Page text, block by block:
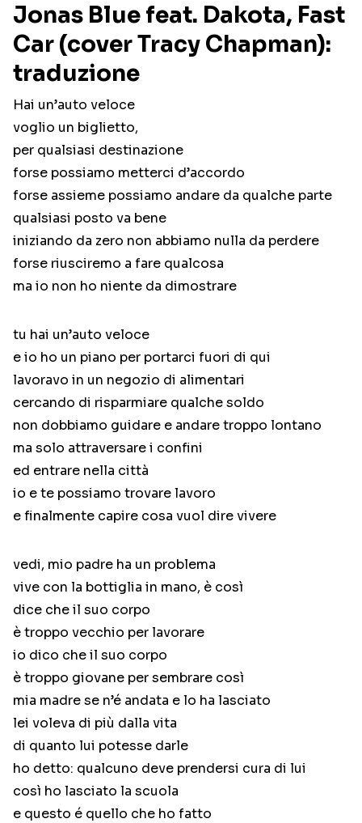
Jonas Blue feat. Dakota, Fast
Car (cover Tracy Chapman):
traduzione
Hai un’auto veloce
voglio un biglietto,
per qualsiasi destinazione
forse possiamo metterci d’accordo
forse assieme possiamo andare da qualche parte
qualsiasi posto va bene
iniziando da zero non abbiamo nulla da perdere
forse riusciremo a fare qualcosa
ma io non ho niente da dimostrare
tu hai un’auto veloce
e io ho un piano per portarci fuori di qui
lavoravo in un negozio di alimentari
cercando di risparmiare qualche soldo
non dobbiamo guidare e andare troppo lontano
ma solo attraversare i confini
ed entrare nella città
io e te possiamo trovare lavoro
e finalmente capire cosa vuol dire vivere
vedi, mio padre ha un problema
vive con la bottiglia in mano, è così
dice che il suo corpo
è troppo vecchio per lavorare
io dico che il suo corpo
è troppo giovane per sembrare così
mia madre se n’é andata e lo ha lasciato
lei voleva di più dalla vita
di quanto lui potesse darle
ho detto: qualcuno deve prendersi cura di lui
così ho lasciato la scuola
e questo é quello che ho fatto